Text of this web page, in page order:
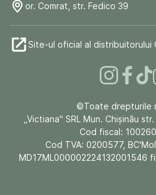
or. Comrat, str. Fedico 39
Site-ul oficial al distribuitorului
©Toate drepturile
„Victiana" SRL Mun. Chişinău
Cod fiscal:
Cod TVA: 0200577,
MD17ML000002224132001546